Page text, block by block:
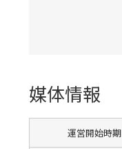
媒体情報
運営開始時期